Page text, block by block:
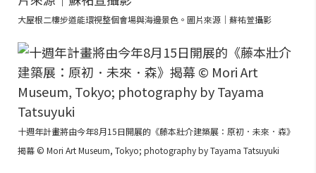
大屋根二樓步道能環視整個會場與海邊景色。圖片來源｜蘇祐萱攝影
十週年計畫將由今年8月15日開展的《藤本壯介建築展：原初．未來．森》
揭幕 © Mori Art Museum, Tokyo; photography by Tayama Tatsuyuki